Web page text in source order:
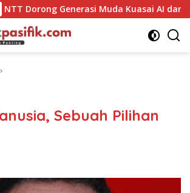
Muda Kuasai AI dan Bioteknologi
Sebuah Pilihan